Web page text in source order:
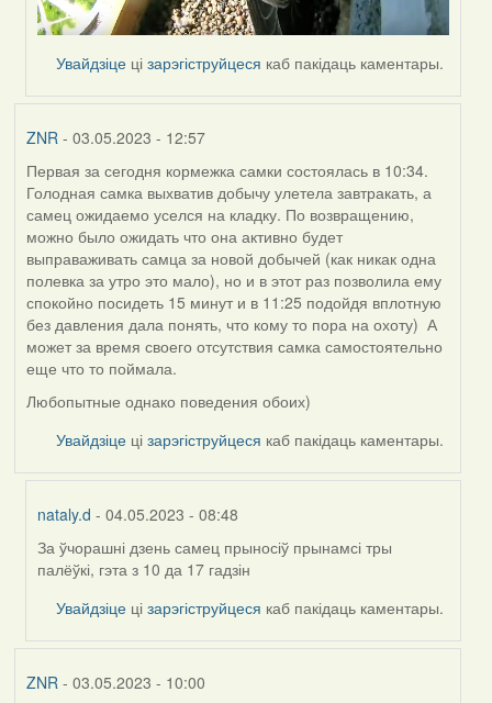
Увайдзіце цізарэгіструйцеся каб пакідаць каментары.
ZNR- 03.05.2023 - 12:57
Первая за сегодня кормежка самки состоялась в 10:34.
Голодная самка выхватив добычу улетела завтракать, а
самец ожидаемо уселся на кладку. По возвращению,
можно было ожидать что она активно будет
выправаживать самца за новой добычей (как никак одна
полевка за утро это мало), но и в этот раз позволила ему
спокойно посидеть 15 минут и в 11:25 подойдя вплотную
без давления дала понять, что кому то пора на охоту) А
может за время своего отсутствия самка самостоятельно
еще что то поймала.
Любопытные однако поведения обоих)
Увайдзіце цізарэгіструйцеся каб пакідаць каментары.
nataly.d - 04.05.2023 - 08:48
In
reply
ZNR
За ўчорашні дзень самец прыносіў прынамсі тры
палёўкі, гэта з 10 да 17 гадзін
Увайдзіце цізарэгіструйцеся каб пакідаць каментары.
ZNR- 03.05.2023 - 10:00